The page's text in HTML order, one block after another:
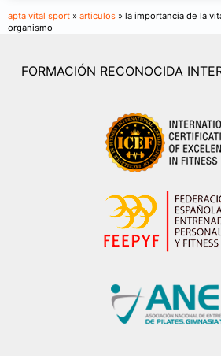
apta vital sport » articulos » la importancia de la
organismo
FORMACIÓN RECONOCIDA